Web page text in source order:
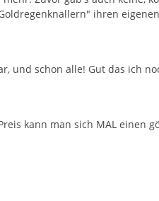
ihren
und schon alle! Gut das ich
kann man sich MAL einen